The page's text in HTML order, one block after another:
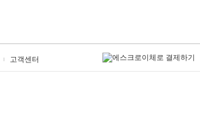
고객센터